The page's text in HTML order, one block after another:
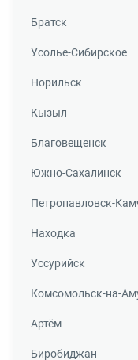
Братск
Усолье-Сибирское
Норильск
Кызыл
Благовещенск
Южно-Сахалинск
Петропавловск-
Находка
Уссурийск
Комсомольск-на-
Артём
Биробиджан